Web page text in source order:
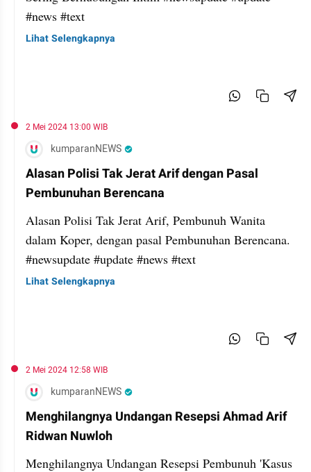
#news #text
Lihat Selengkapnya
2 Mei 2024 13:00 WIB
kumparanNEWS
Alasan Polisi Tak Jerat Arif dengan Pasal
Pembunuhan Berencana
Alasan Polisi Tak Jerat Arif, Pembunuh Wanita
dalam Koper, dengan pasal Pembunuhan Berencana.
#newsupdate #update #news #text
Lihat Selengkapnya
2 Mei 2024 12:58 WIB
kumparanNEWS
Menghilangnya Undangan Resepsi Ahmad Arif
Ridwan Nuwloh
Menghilangnya Undangan Resepsi Pembunuh 'Kasus